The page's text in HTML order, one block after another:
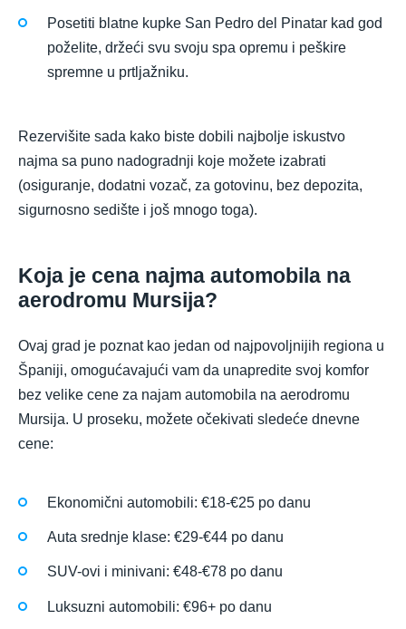
Posetiti blatne kupke San Pedro del Pinatar kad god
poželite, držeći svu svoju spa opremu i peškire
spremne u prtljažniku.
Rezervišite sada kako biste dobili najbolje iskustvo
najma sa puno nadogradnji koje možete izabrati
(osiguranje, dodatni vozač, za gotovinu, bez depozita,
sigurnosno sedište i još mnogo toga).
Koja je cena najma automobila na
aerodromu Mursija?
Ovaj grad je poznat kao jedan od najpovoljnijih regiona u
Španiji, omogućavajući vam da unapredite svoj komfor
bez velike cene za najam automobila na aerodromu
Mursija. U proseku, možete očekivati sledeće dnevne
cene:
Ekonomični automobili: €18-€25 po danu
Auta srednje klase: €29-€44 po danu
SUV-ovi i minivani: €48-€78 po danu
Luksuzni automobili: €96+ po danu